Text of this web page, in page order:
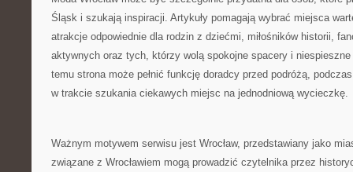
Śląsk i szukają inspiracji. Artykuły pomagają wybrać miejsca
atrakcje odpowiednie dla rodzin z dziećmi, miłośników historii,
aktywnych oraz tych, którzy wolą spokojne spacery i
temu strona może pełnić funkcję doradcy przed podróżą,
w trakcie szukania ciekawych miejsc na jednodniową wycieczkę.
Ważnym motywem serwisu jest Wrocław, przedstawiany jako
związane z Wrocławiem mogą prowadzić czytelnika przez